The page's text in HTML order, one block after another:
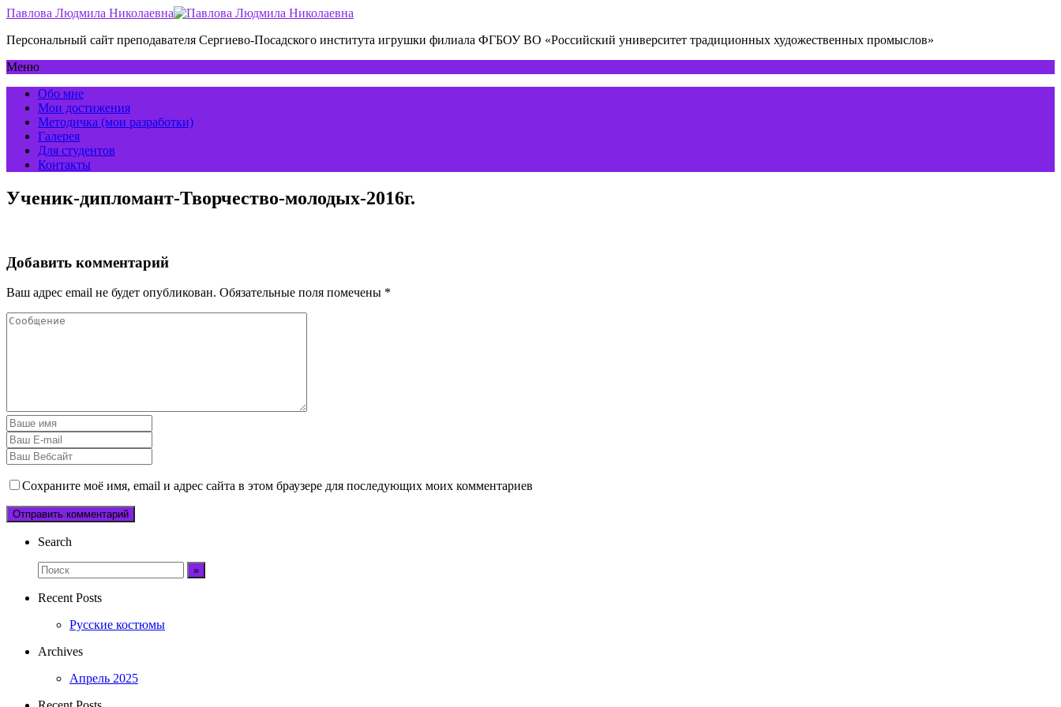
Павлова Людмила Николаевна
Персональный сайт преподавателя Сергиево-Посадского института игрушки филиала ФГБОУ ВО «Российский университет традиционных художественных промыслов»
Меню
Обо мне
Мои достижения
Методичка (мои разработки)
Галерея
Для студентов
Контакты
Ученик-дипломант-Творчество-молодых-2016г.
Добавить комментарий
Ваш адрес email не будет опубликован. Обязательные поля помечены *
Сохраните моё имя, email и адрес сайта в этом браузере для последующих моих комментариев
Search
Recent Posts
Русские костюмы
Archives
Апрель 2025